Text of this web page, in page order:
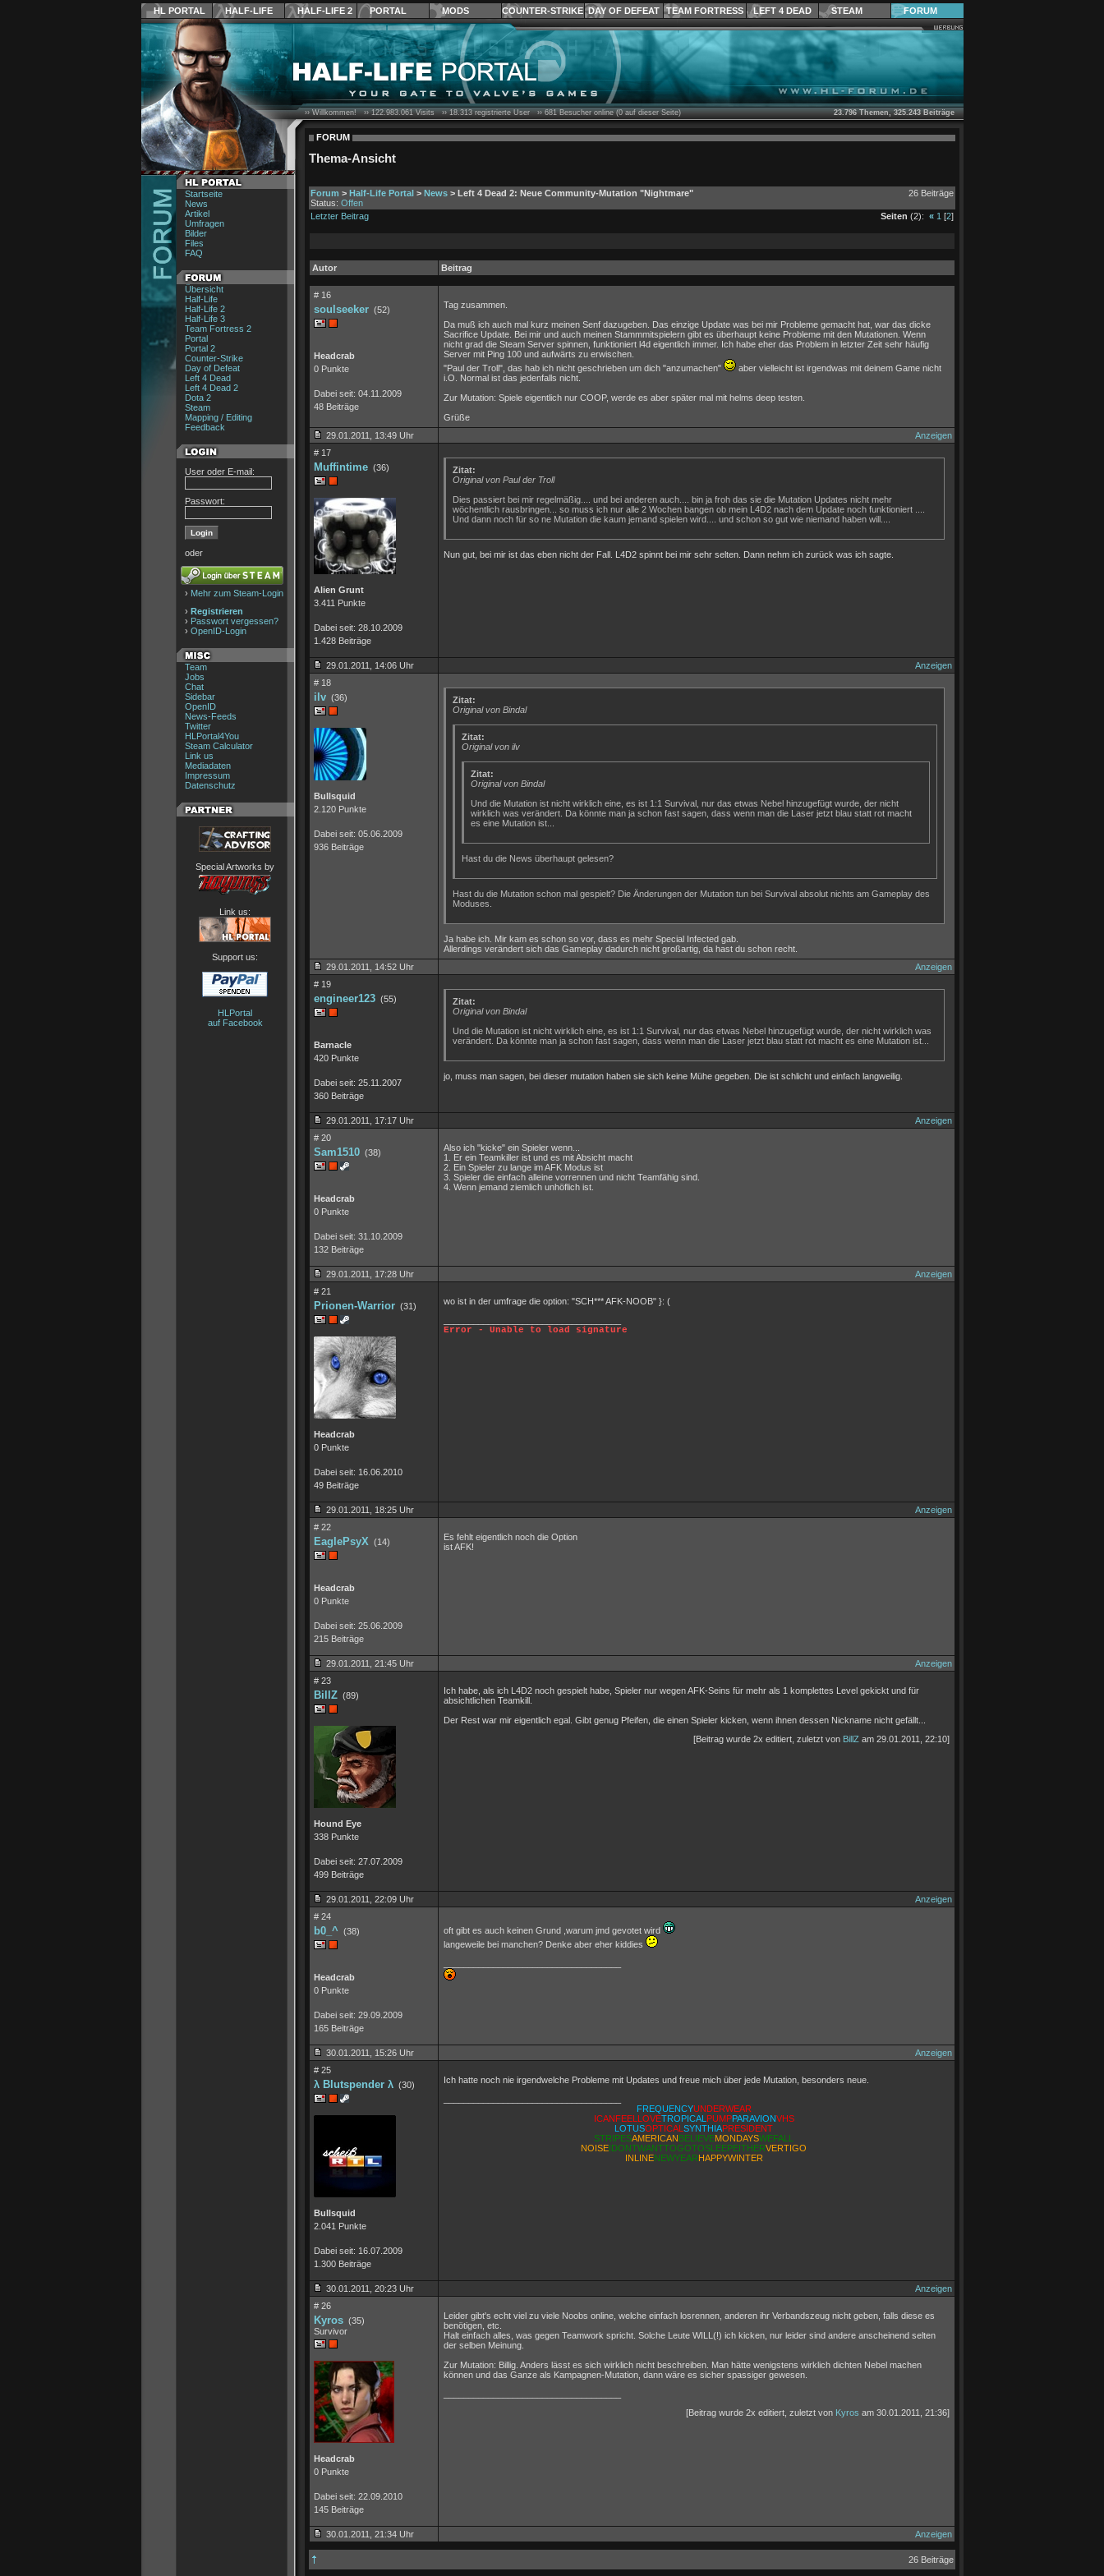
HL PORTAL HALF-LIFE HALF-LIFE 2 PORTAL MODS COUNTER-STRIKE DAY OF DEFEAT TEAM FORTRESS LEFT 4 DEAD STEAM FORUM
Startseite
News
Artikel
Umfragen
Bilder
Files
FAQ
Übersicht
Half-Life
Half-Life 2
Half-Life 3
Team Fortress 2
Portal
Portal 2
Counter-Strike
Day of Defeat
Left 4 Dead
Left 4 Dead 2
Dota 2
Steam
Mapping / Editing
Feedback
User oder E-mail:
Passwort:
oder
› Mehr zum Steam-Login
› Registrieren
› Passwort vergessen?
› OpenID-Login
Team
Jobs
Chat
Sidebar
OpenID
News-Feeds
Twitter
HLPortal4You
Steam Calculator
Link us
Mediadaten
Impressum
Datenschutz
Special Artworks by
Link us:
Support us:
HLPortal
auf Facebook
›› Willkommen! ››122.983.061Visits ››18.313registrierte User ››681Besucher online (0 auf dieser Seite) 23.796 Themen, 325.243 Beiträge
FORUM
Thema-Ansicht
Forum > Half-Life Portal> News> Left 4 Dead 2: Neue Community-Mutation "Nightmare"
Status: Offen
26 Beiträge
Letzter Beitrag Seiten (2): « 1 [2]
Autor Beitrag
# 16
soulseeker(52)
Headcrab
0 Punkte
Dabei seit: 04.11.2009
48 Beiträge
Tag zusammen.
Da muß ich auch mal kurz meinen Senf dazugeben. Das einzige Update was bei mir Probleme gemacht hat, war das dicke
Sacrifice Update. Bei mir und auch meinen Stammmitspielern gibt es überhaupt keine Probleme mit den Mutationen. Wenn
nicht grad die Steam Server spinnen, funktioniert l4d eigentlich immer. Ich habe eher das Problem in letzter Zeit sehr häufig
Server mit Ping 100 und aufwärts zu erwischen.
"Paul der Troll", das hab ich nicht geschrieben um dich "anzumachen"
aber vielleicht ist irgendwas mit deinem Game nicht
i.O. Normal ist das jedenfalls nicht.
Zur Mutation: Spiele eigentlich nur COOP, werde es aber später mal mit helms deep testen.
Grüße
29.01.2011, 13:49 Uhr
Anzeigen
# 17
Muffintime(36)
Alien Grunt
3.411 Punkte
Dabei seit: 28.10.2009
1.428 Beiträge
Zitat:
Original von Paul der Troll
Dies passiert bei mir regelmäßig.... und bei anderen auch.... bin ja froh das sie die Mutation Updates nicht mehr
wöchentlich rausbringen... so muss ich nur alle 2 Wochen bangen ob mein L4D2 nach dem Update noch funktioniert ....
Und dann noch für so ne Mutation die kaum jemand spielen wird.... und schon so gut wie niemand haben will....
Nun gut, bei mir ist das eben nicht der Fall. L4D2 spinnt bei mir sehr selten. Dann nehm ich zurück was ich sagte.
29.01.2011, 14:06 Uhr
Anzeigen
# 18
ilv(36)
Bullsquid
2.120 Punkte
Dabei seit: 05.06.2009
936 Beiträge
Zitat:
Original von Bindal
Zitat:
Original von ilv
Zitat:
Original von Bindal
Und die Mutation ist nicht wirklich eine, es ist 1:1 Survival, nur das etwas Nebel hinzugefügt wurde, der nicht
wirklich was verändert. Da könnte man ja schon fast sagen, dass wenn man die Laser jetzt blau statt rot macht
es eine Mutation ist...
Hast du die News überhaupt gelesen?
Hast du die Mutation schon mal gespielt? Die Änderungen der Mutation tun bei Survival absolut nichts am Gameplay des
Moduses.
Ja habe ich. Mir kam es schon so vor, dass es mehr Special Infected gab.
Allerdings verändert sich das Gameplay dadurch nicht großartig, da hast du schon recht.
29.01.2011, 14:52 Uhr
Anzeigen
# 19
engineer123(55)
Barnacle
420 Punkte
Dabei seit: 25.11.2007
360 Beiträge
Zitat:
Original von Bindal
Und die Mutation ist nicht wirklich eine, es ist 1:1 Survival, nur das etwas Nebel hinzugefügt wurde, der nicht wirklich was
verändert. Da könnte man ja schon fast sagen, dass wenn man die Laser jetzt blau statt rot macht es eine Mutation ist...
jo, muss man sagen, bei dieser mutation haben sie sich keine Mühe gegeben. Die ist schlicht und einfach langweilig.
29.01.2011, 17:17 Uhr
Anzeigen
# 20
Sam1510(38)
Headcrab
0 Punkte
Dabei seit: 31.10.2009
132 Beiträge
Also ich "kicke" ein Spieler wenn...
1. Er ein Teamkiller ist und es mit Absicht macht
2. Ein Spieler zu lange im AFK Modus ist
3. Spieler die einfach alleine vorrennen und nicht Teamfähig sind.
4. Wenn jemand ziemlich unhöflich ist.
29.01.2011, 17:28 Uhr
Anzeigen
# 21
Prionen-Warrior(31)
Headcrab
0 Punkte
Dabei seit: 16.06.2010
49 Beiträge
wo ist in der umfrage die option: "SCH*** AFK-NOOB" }: (
Error - Unable to load signature
29.01.2011, 18:25 Uhr
Anzeigen
# 22
EaglePsyX (14)
Headcrab
0 Punkte
Dabei seit: 25.06.2009
215 Beiträge
Es fehlt eigentlich noch die Option
ist AFK!
29.01.2011, 21:45 Uhr
Anzeigen
# 23
BillZ(89)
Hound Eye
338 Punkte
Dabei seit: 27.07.2009
499 Beiträge
Ich habe, als ich L4D2 noch gespielt habe, Spieler nur wegen AFK-Seins für mehr als 1 komplettes Level gekickt und für
absichtlichen Teamkill.
Der Rest war mir eigentlich egal. Gibt genug Pfeifen, die einen Spieler kicken, wenn ihnen dessen Nickname nicht gefällt...
[Beitrag wurde 2x editiert, zuletzt von BillZ am 29.01.2011, 22:10]
29.01.2011, 22:09 Uhr
Anzeigen
# 24
b0_^ (38)
Headcrab
0 Punkte
Dabei seit: 29.09.2009
165 Beiträge
oft gibt es auch keinen Grund ,warum jmd gevotet wird
langeweile bei manchen? Denke aber eher kiddies
30.01.2011, 15:26 Uhr
Anzeigen
# 25
λ Blutspender λ(30)
Bullsquid
2.041 Punkte
Dabei seit: 16.07.2009
1.300 Beiträge
Ich hatte noch nie irgendwelche Probleme mit Updates und freue mich über jede Mutation, besonders neue.
FREQUENCYUNDERWEAR
ICANFEELLOVETROPICAL PUMPPARAVIONVHS
LOTUSOPTICAL SYNTHIAPRESIDENT
STRIPESAMERICANBELIEVEMONDAYSWEFALL
NOISEIDONTWANTTOGOTOSLEEPEITHERVERTIGO
INLINENEWYEARHAPPYWINTER
30.01.2011, 20:23 Uhr
Anzeigen
# 26
Kyros(35)
Survivor
Headcrab
0 Punkte
Dabei seit: 22.09.2010
145 Beiträge
Leider gibt's echt viel zu viele Noobs online, welche einfach losrennen, anderen ihr Verbandszeug nicht geben, falls diese es
benötigen, etc.
Halt einfach alles, was gegen Teamwork spricht. Solche Leute WILL(!) ich kicken, nur leider sind andere anscheinend selten
der selben Meinung.
Zur Mutation: Billig. Anders lässt es sich wirklich nicht beschreiben. Man hätte wenigstens wirklich dichten Nebel machen
können und das Ganze als Kampagnen-Mutation, dann wäre es sicher spassiger gewesen.
[Beitrag wurde 2x editiert, zuletzt von Kyros am 30.01.2011, 21:36]
30.01.2011, 21:34 Uhr Anzeigen
26 Beiträge